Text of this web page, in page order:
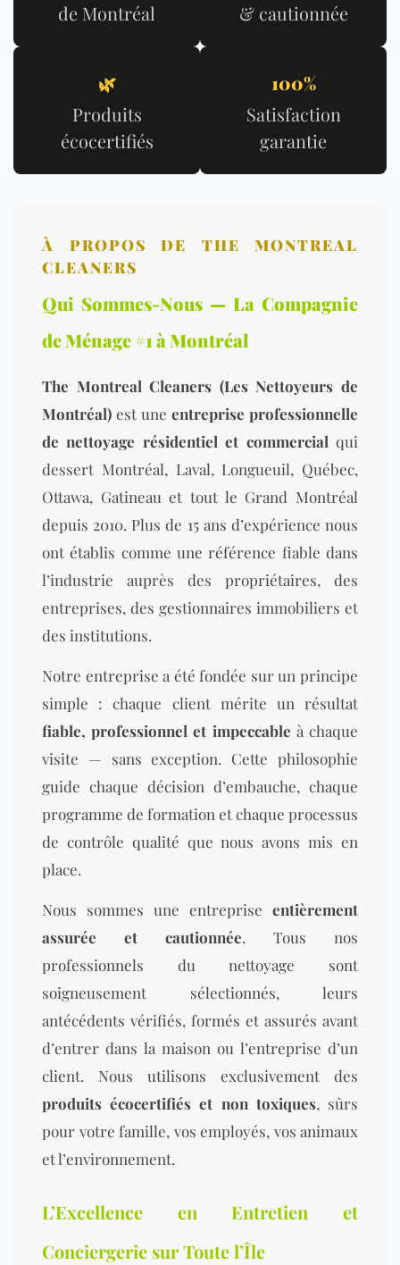
de Montréal
& cautionnée
🌿
Produits
écocertifiés
100%
Satisfaction
garantie
À PROPOS DE THE MONTREAL
CLEANERS
Qui Sommes-Nous — La Compagnie
de Ménage #1 à Montréal
The Montreal Cleaners (Les Nettoyeurs de
Montréal) est une entreprise professionnelle
de nettoyage résidentiel et commercial qui
dessert Montréal, Laval, Longueuil, Québec,
Ottawa, Gatineau et tout le Grand Montréal
depuis 2010. Plus de 15 ans d’expérience nous
ont établis comme une référence fiable dans
l’industrie auprès des propriétaires, des
entreprises, des gestionnaires immobiliers et
des institutions.
Notre entreprise a été fondée sur un principe
simple : chaque client mérite un résultat
fiable, professionnel et impeccable à chaque
visite — sans exception. Cette philosophie
guide chaque décision d’embauche, chaque
programme de formation et chaque processus
de contrôle qualité que nous avons mis en
place.
Nous sommes une entreprise entièrement
assurée et cautionnée. Tous nos
professionnels du nettoyage sont
soigneusement sélectionnés, leurs
antécédents vérifiés, formés et assurés avant
d’entrer dans la maison ou l’entreprise d’un
client. Nous utilisons exclusivement des
produits écocertifiés et non toxiques, sûrs
pour votre famille, vos employés, vos animaux
et l’environnement.
L’Excellence en Entretien et
Conciergerie sur Toute l’Île